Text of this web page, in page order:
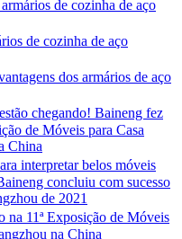
de cozinha de aço
de cozinha de aço
dos armários de aço
chegando! Baineng fez
de Móveis para Casa
China
interpretar belos móveis
concluiu com sucesso
de 2021
na 11ª Exposição de Móveis
na China